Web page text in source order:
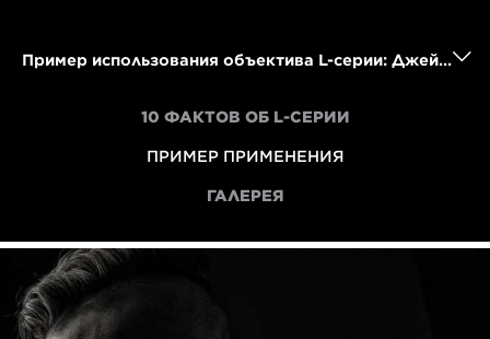
Пример использования объектива L-серии: Джеймс Масселуайт рассказывает о съемке рестлеров
10 ФАКТОВ ОБ L-СЕРИИ
ПРИМЕР ПРИМЕНЕНИЯ
ГАЛЕРЕЯ